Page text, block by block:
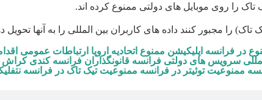
تاک را روی موبایل های دولتی ممنوع کرده اند.
را مجبور کنند داده های کاربران بین المللی را به آنها تحویل
در فرانسه اپلیکیشن ممنوع اتحادیه اروپا ارتباطات عمومی
سرویس های دولتی فرانسه قانونگذاران فرانسه کندی کراش
ممنوعیت توئیتر در فرانسه ممنوعیت تیک تاک در فرانسه